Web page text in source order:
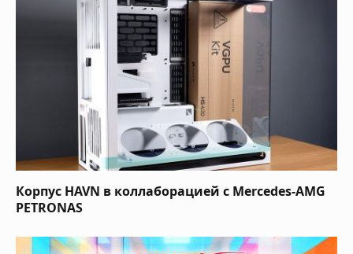
Корпус HAVN в коллаборацией с Mercedes-AMG
PETRONAS